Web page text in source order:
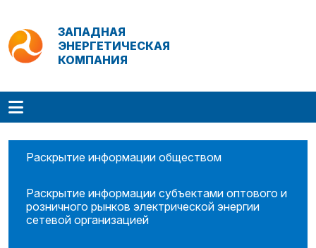
ЗАПАДНАЯ
ЭНЕРГЕТИЧЕСКАЯ
КОМПАНИЯ
Раскрытие информации обществом
Раскрытие информации субъектами оптового и
розничного рынков электрической энергии
сетевой организацией